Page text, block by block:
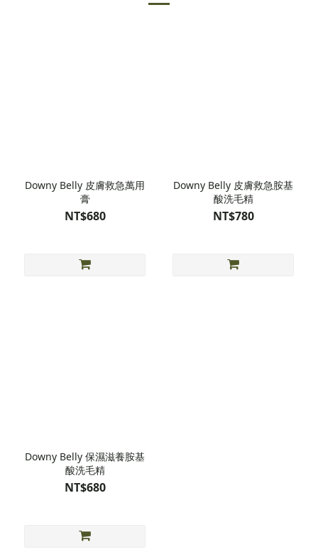
Downy Belly 皮膚救急萬用
膏
NT$680
Downy Belly 皮膚救急胺基
酸洗毛精
NT$780
Downy Belly 保濕滋養胺基
酸洗毛精
NT$680